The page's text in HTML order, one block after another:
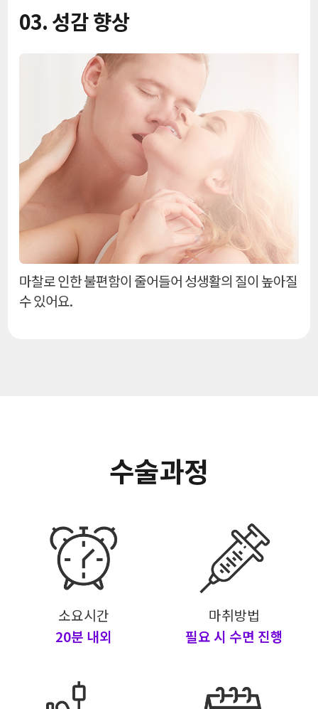
03. 성감 향상
마찰로 인한 불편함이 줄어들어 성생활의 질이 높아질
수 있어요.
수술과정
소요시간
20분 내외
마취방법
필요 시 수면 진행